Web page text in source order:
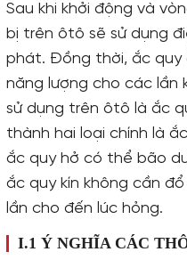
Sau khi khởi động và
bị trên ôtô sẽ sử dụng
phát. Đồng thời, ắc quy
năng lượng cho các lần
sử dụng trên ôtô là ắc
thành hai loại chính là
ắc quy hở có thể bão
ắc quy kín không cần
lần cho đến lúc hỏng.
I.1 Ý NGHĨA CÁC